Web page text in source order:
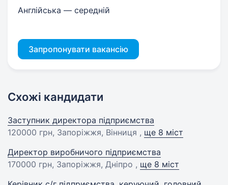
Англійська — середній
Запропонувати вакансію
Схожі кандидати
Заступник директора підприємства
120000 грн, Запоріжжя, Вінниця , ще 8 міст
Директор виробничого підприємства
170000 грн, Запоріжжя, Дніпро , ще 8 міст